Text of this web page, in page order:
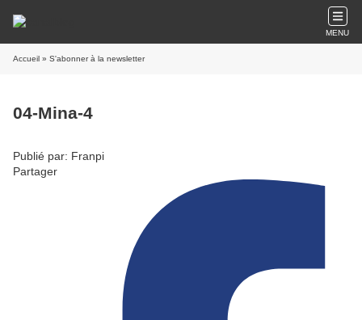
MENU
Accueil » S'abonner à la newsletter
04-Mina-4
Publié par: Franpi
Partager